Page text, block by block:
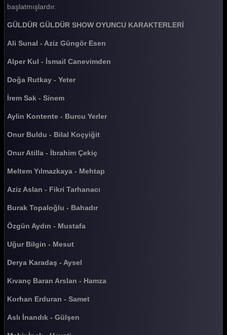
Güldür güldür 273. Bölüm
Güldür güldür 272. Bölüm
Güldür güldür 271. Bölüm
Güldür güldür 270. Bölüm
Güldür güldür 269. Bölüm
Güldür güldür 268. Bölüm
Güldür güldür 267. Bölüm
Güldür güldür 266. Bölüm
Güldür güldür 265. Bölüm
Güldür güldür 264. Bölüm
Güldür güldür 263. Bölüm
Güldür güldür 262. Bölüm
Güldür güldür 261. Bölüm
Güldür güldür 260. Bölüm
Güldür güldür 259. Bölüm
Güldür güldür 258. Bölüm
Güldür güldür 257. Bölüm
Güldür güldür 256. Bölüm
Güldür güldür 255. Bölüm
başlatmışlardır.
GÜLDÜR GÜLDÜR SHOW OYUNCU KARAKTERLERİ
Ali Sunal - Aziz Güngör Esen
Alper Kul - İsmail Canevimden
Doğa Rutkay - Yeter
İrem Sak - Sinem
Aylin Kontente - Burcu Yerler
Onur Buldu - Bilal Koçyiğit
Onur Atilla - İbrahim Çekiç
Meltem Yılmazkaya - Mehtap
Aziz Aslan - Fikri Tarhanacı
Burak Topaloğlu - Bahadır
Özgün Aydın - Mustafa
Uğur Bilgin - Mesut
Derya Karadaş - Aysel
Kıvanç Baran Arslan - Hamza
Korhan Erduran - Samet
Aslı İnandık - Gülşen